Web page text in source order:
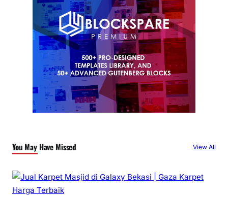
You May Have Missed View All